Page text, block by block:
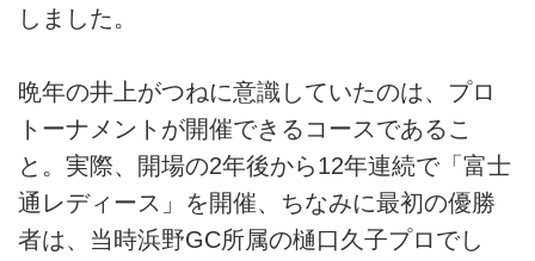
しました。
晩年の井上がつねに意識していたのは、プロ
トーナメントが開催できるコースであるこ
と。実際、開場の2年後から12年連続で「富士
通レディース」を開催、ちなみに最初の優勝
者は、当時浜野GC所属の樋口久子プロでし